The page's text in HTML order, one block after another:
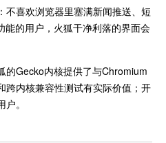
不喜欢浏览器里塞满新闻推送、短
能的用户，火狐干净利落的界面会
的Gecko内核提供了与Chromium
跨内核兼容性测试有实际价值；开
。